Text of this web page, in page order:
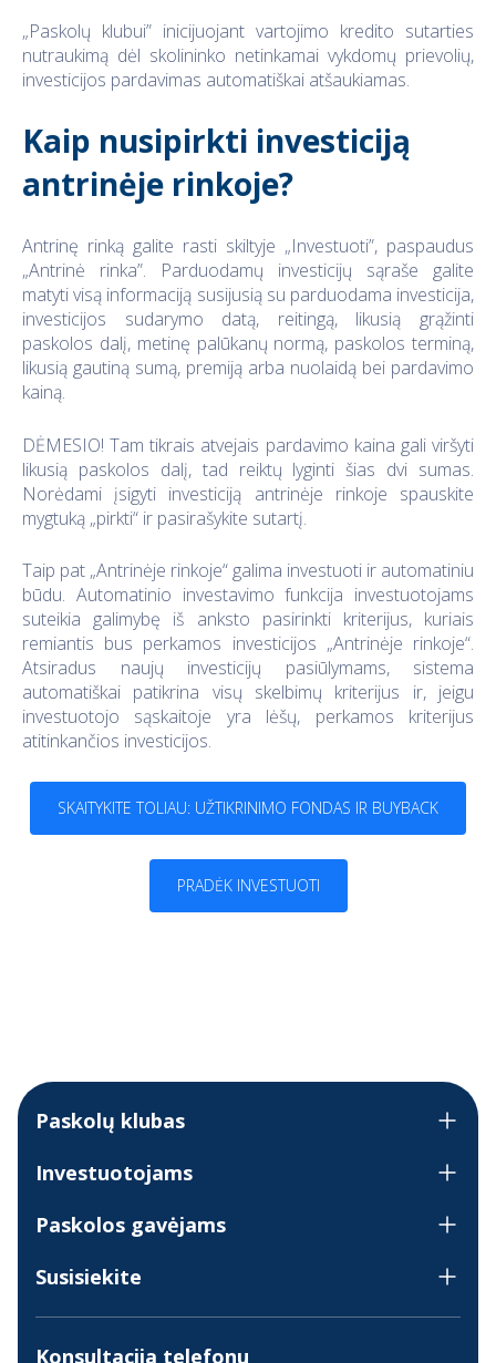
„Paskolų klubui” inicijuojant vartojimo kredito sutarties
nutraukimą dėl skolininko netinkamai vykdomų prievolių,
investicijos pardavimas automatiškai atšaukiamas.
Kaip nusipirkti investiciją
antrinėje rinkoje?
Antrinę rinką galite rasti skiltyje „Investuoti”, paspaudus
„Antrinė rinka”. Parduodamų investicijų sąraše galite
matyti visą informaciją susijusią su parduodama investicija,
investicijos sudarymo datą, reitingą, likusią grąžinti
paskolos dalį, metinę palūkanų normą, paskolos terminą,
likusią gautiną sumą, premiją arba nuolaidą bei pardavimo
kainą.
DĖMESIO! Tam tikrais atvejais pardavimo kaina gali viršyti
likusią paskolos dalį, tad reiktų lyginti šias dvi sumas.
Norėdami įsigyti investiciją antrinėje rinkoje spauskite
mygtuką „pirkti“ ir pasirašykite sutartį.
Taip pat „Antrinėje rinkoje“ galima investuoti ir automatiniu
būdu. Automatinio investavimo funkcija investuotojams
suteikia galimybę iš anksto pasirinkti kriterijus, kuriais
remiantis bus perkamos investicijos „Antrinėje rinkoje“.
Atsiradus naujų investicijų pasiūlymams, sistema
automatiškai patikrina visų skelbimų kriterijus ir, jeigu
investuotojo sąskaitoje yra lėšų, perkamos kriterijus
atitinkančios investicijos.
SKAITYKITE TOLIAU: UŽTIKRINIMO FONDAS IR BUYBACK
PRADĖK INVESTUOTI
Paskolų klubas
Investuotojams
Paskolos gavėjams
Susisiekite
Konsultacija telefonu